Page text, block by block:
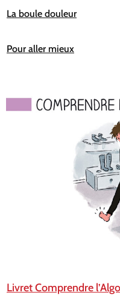
La boule douleur
Pour aller mieux
Livret Comprendre